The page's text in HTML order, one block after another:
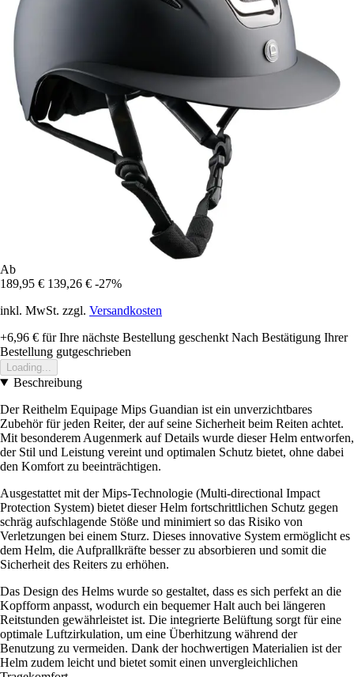
Ab
189,95 € 139,26 € -27%
inkl. MwSt. zzgl. Versandkosten
+6,96 € für Ihre nächste Bestellung geschenkt Nach Bestätigung Ihrer
Bestellung gutgeschrieben
Loading...
Beschreibung
Der Reithelm Equipage Mips Guandian ist ein unverzichtbares
Zubehör für jeden Reiter, der auf seine Sicherheit beim Reiten achtet.
Mit besonderem Augenmerk auf Details wurde dieser Helm entworfen,
der Stil und Leistung vereint und optimalen Schutz bietet, ohne dabei
den Komfort zu beeinträchtigen.
Ausgestattet mit der Mips-Technologie (Multi-directional Impact
Protection System) bietet dieser Helm fortschrittlichen Schutz gegen
schräg aufschlagende Stöße und minimiert so das Risiko von
Verletzungen bei einem Sturz. Dieses innovative System ermöglicht es
dem Helm, die Aufprallkräfte besser zu absorbieren und somit die
Sicherheit des Reiters zu erhöhen.
Das Design des Helms wurde so gestaltet, dass es sich perfekt an die
Kopfform anpasst, wodurch ein bequemer Halt auch bei längeren
Reitstunden gewährleistet ist. Die integrierte Belüftung sorgt für eine
optimale Luftzirkulation, um eine Überhitzung während der
Benutzung zu vermeiden. Dank der hochwertigen Materialien ist der
Helm zudem leicht und bietet somit einen unvergleichlichen